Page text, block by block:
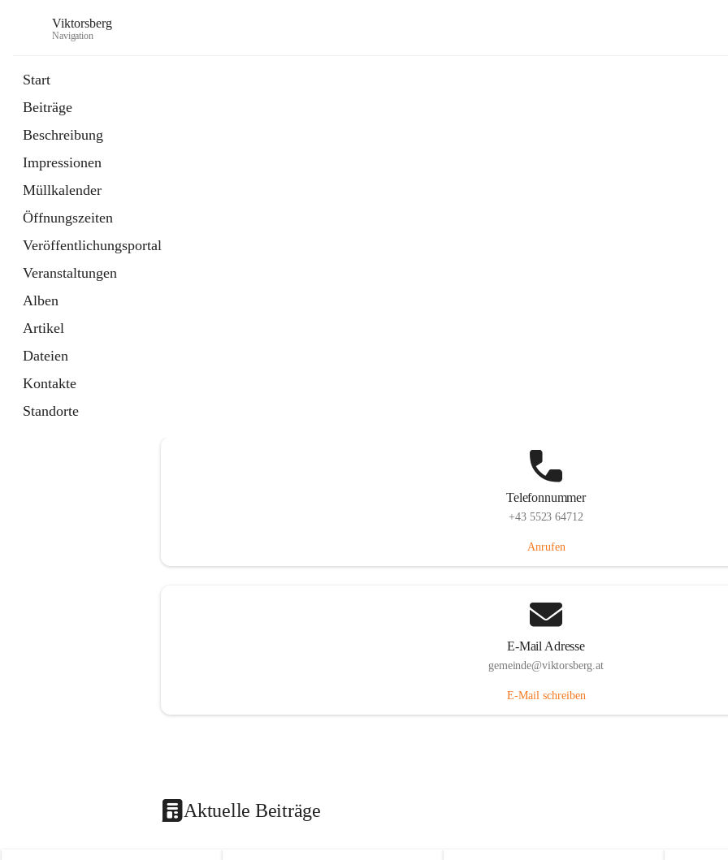
Viktorsberg
Navigation
Start
Beiträge
Beschreibung
Impressionen
Müllkalender
Öffnungszeiten
Veröffentlichungsportal
Veranstaltungen
Alben
Artikel
Dateien
Kontakte
Standorte
Telefonnummer
+43 5523 64712
Anrufen
E-Mail Adresse
gemeinde@viktorsberg.at
E-Mail schreiben
Aktuelle Beiträge